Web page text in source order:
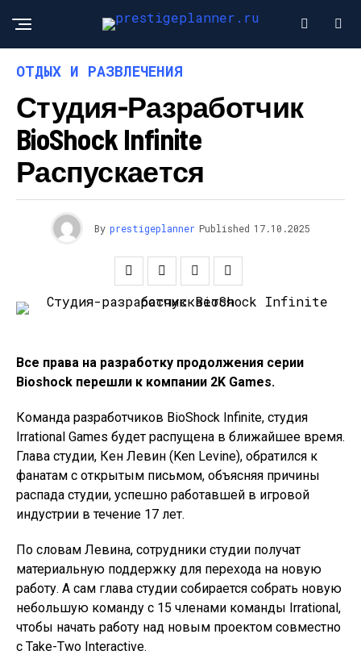
ОТДЫХ И РАЗВЛЕЧЕНИЯ
Студия-Разработчик
BioShock Infinite
Распускается
By prestigeplanner Published 17.10.2025
Все права на разработку продолжения серии
Bioshock перешли к компании 2K Games.
Команда разработчиков BioShock Infinite, студия
Irrational Games будет распущена в ближайшее время.
Глава студии, Кен Левин (Ken Levine), обратился к
фанатам с открытым письмом, объясняя причины
распада студии, успешно работавшей в игровой
индустрии в течение 17 лет.
По словам Левина, сотрудники студии получат
материальную поддержку для перехода на новую
работу. А сам глава студии собирается собрать новую
небольшую команду с 15 членами команды Irrational,
чтобы начать работу над новым проектом совместно
с Take-Two Interactive.